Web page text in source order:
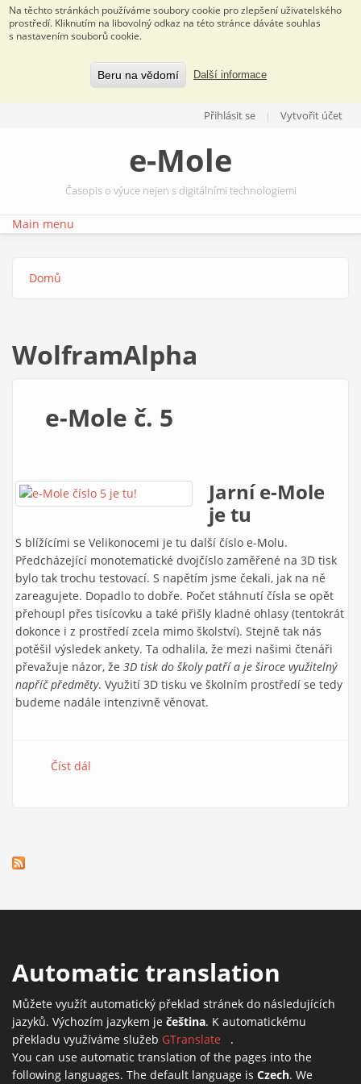
Na těchto stránkách používáme soubory cookie pro zlepšení uživatelského
prostředí. Kliknutím na libovolný odkaz na této stránce dáváte souhlas
s nastavením souborů cookie.
Beru na vědomí Další informace
Přihlásit se Vytvořit účet
e-Mole
Časopis o výuce nejen s digitálními technologiemi
Main menu
Jste zde
Domů
WolframAlpha
e-Mole č. 5
Jarní e-Mole
je tu
S blížícími se Velikonocemi je tu další číslo e-Molu.
Předcházející monotematické dvojčíslo zaměřené na 3D tisk
bylo tak trochu testovací. S napětím jsme čekali, jak na ně
zareagujete. Dopadlo to dobře. Počet stáhnutí čísla se opět
přehoupl přes tisícovku a také přišly kladné ohlasy (tentokrát
dokonce i z prostředí zcela mimo školství). Stejně tak nás
potěšil výsledek ankety. Ta odhalila, že mezi našimi čtenáři
převažuje názor, že 3D tisk do školy patří a je široce využitelný
napříč předměty. Využití 3D tisku ve školním prostředí se tedy
budeme nadále intenzivně věnovat.
Číst dál
Automatic translation
Můžete využít automatický překlad stránek do následujících
jazyků. Výchozím jazykem je čeština. K automatickému
překladu využíváme služeb GTranslate (link is external)
.
You can use automatic translation of the pages into the
following languages. The default language is Czech. We